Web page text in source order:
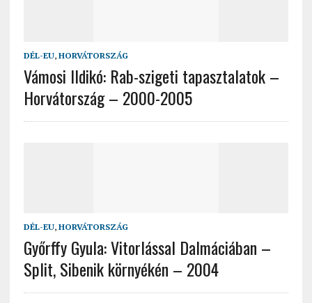
DÉL-EU, HORVÁTORSZÁG
Vámosi Ildikó: Rab-szigeti tapasztalatok –
Horvátország – 2000-2005
DÉL-EU, HORVÁTORSZÁG
Győrffy Gyula: Vitorlással Dalmáciában –
Split, Sibenik környékén – 2004